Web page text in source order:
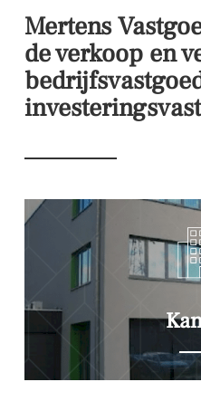
Mertens
de verkoop en